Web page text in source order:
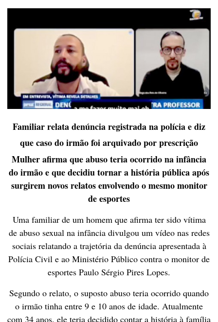
Familiar relata denúncia registrada na polícia e diz
que caso do irmão foi arquivado por prescrição
Mulher afirma que abuso teria ocorrido na infância
do irmão e que decidiu tornar a história pública após
surgirem novos relatos envolvendo o mesmo monitor
de esportes
Uma familiar de um homem que afirma ter sido vítima
de abuso sexual na infância divulgou um vídeo nas redes
sociais relatando a trajetória da denúncia apresentada à
Polícia Civil e ao Ministério Público contra o monitor de
esportes Paulo Sérgio Pires Lopes.
Segundo o relato, o suposto abuso teria ocorrido quando
o irmão tinha entre 9 e 10 anos de idade. Atualmente
com 34 anos, ele teria decidido contar a história à família